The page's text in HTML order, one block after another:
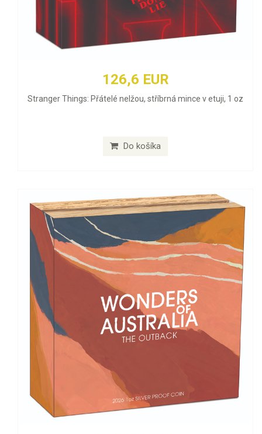
126,6 EUR
Stranger Things: Přátelé nelžou, stříbrná mince v etuji, 1 oz
Do košíka